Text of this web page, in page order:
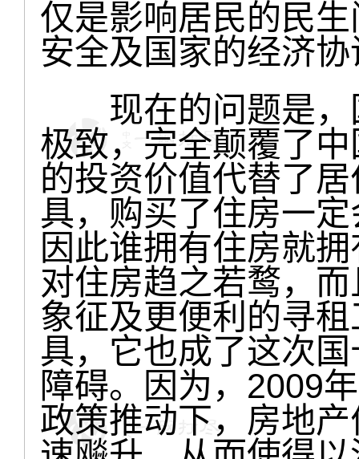
仅是影响居民的民
安全及国家的经济
现在的问题是，
极致，完全颠覆了
的投资价值代替了
具，购买了住房一
因此谁拥有住房就
对住房趋之若鹜，
象征及更便利的寻
具，它也成了这次
障碍。因为，2009
政策推动下，房地